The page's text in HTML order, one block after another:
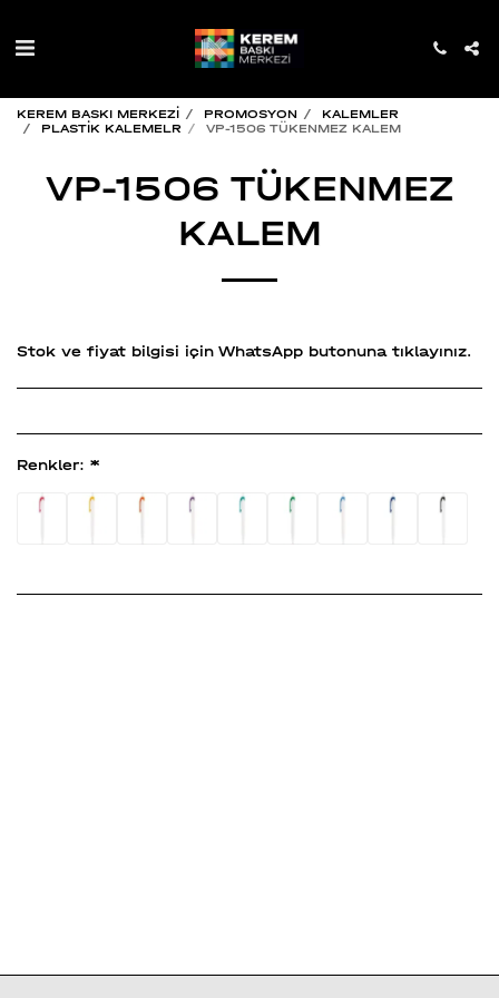
KEREM BASKI MERKEZİ PROMOSYON
KALEMLER
PLASTİK KALEMELR
VP-1506 TÜKENMEZ KALEM
VP-1506 TÜKENMEZ
KALEM
Stok ve fiyat bilgisi için WhatsApp butonuna tıklayınız.
Renkler: *